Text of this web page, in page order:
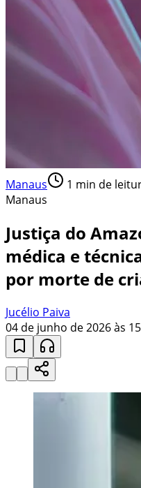
Manaus 1 min de
Manaus
Justiça do
médica e
por morte de
Jucélio Paiva
04 de junho de 2026 às